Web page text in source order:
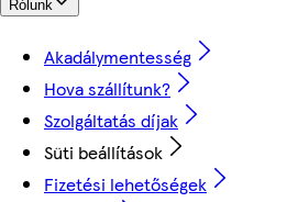
Rólunk
Akadálymentesség
Hova szállítunk?
Szolgáltatás díjak
Süti beállítások
Fizetési lehetőségek